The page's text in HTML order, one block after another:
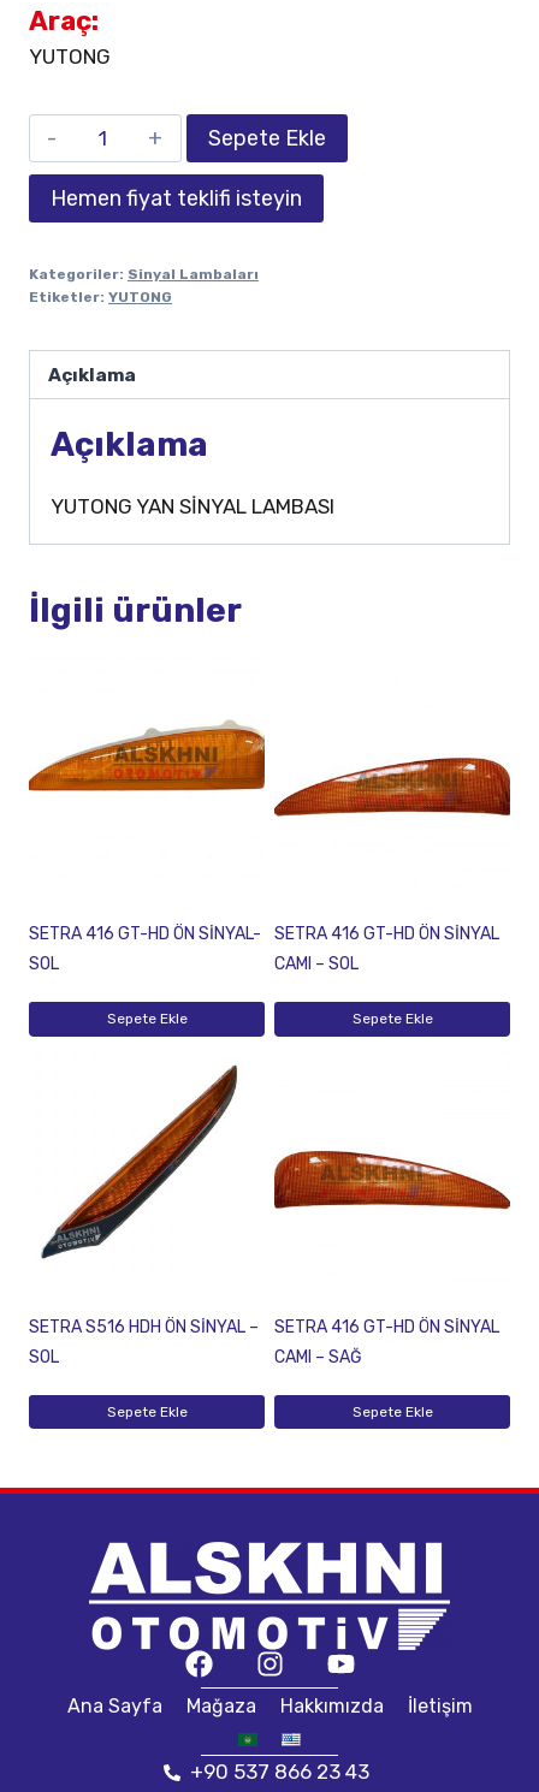
Araç:
YUTONG
Sepete Ekle
Hemen fiyat teklifi isteyin
Kategoriler: Sinyal Lambaları
Etiketler: YUTONG
Açıklama
Açıklama
YUTONG YAN SİNYAL LAMBASI
İlgili ürünler
SETRA 416 GT-HD ÖN SİNYAL-
SOL
Sepete Ekle
SETRA 416 GT-HD ÖN SİNYAL
CAMI – SOL
Sepete Ekle
SETRA S516 HDH ÖN SİNYAL –
SOL
Sepete Ekle
SETRA 416 GT-HD ÖN SİNYAL
CAMI – SAĞ
Sepete Ekle
Ana Sayfa Mağaza Hakkımızda İletişim
+90 537 866 23 43